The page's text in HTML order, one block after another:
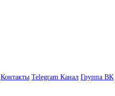
Контакты Telegram Канал Группа ВК